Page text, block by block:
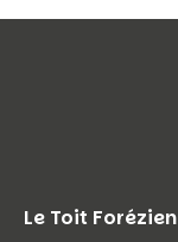
Le Toit Forézien